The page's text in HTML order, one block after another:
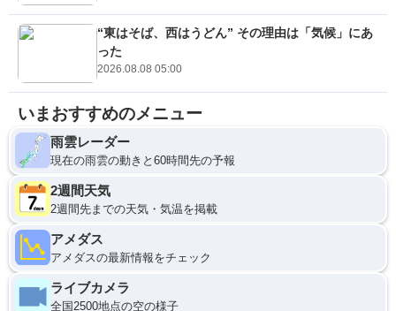
“東はそば、西はうどん” その理由は「気候」にあ
った
2026.08.08 05:00
いまおすすめのメニュー
雨雲レーダー
現在の雨雲の動きと60時間先の予報
2週間天気
2週間先までの天気・気温を掲載
アメダス
アメダスの最新情報をチェック
ライブカメラ
全国2500地点の空の様子